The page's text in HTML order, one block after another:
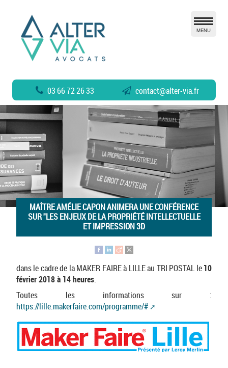
03 66 72 26 33 contact@alter-via.fr
MENU
MAÎTRE AMÉLIE CAPON ANIMERA UNE CONFÉRENCE
SUR "LES ENJEUX DE LA PROPRIÉTÉ INTELLECTUELLE
ET IMPRESSION 3D
dans le cadre de la MAKER FAIRE à LILLE au TRI POSTAL le10
février 2018 à 14 heures.
Toutes les informations sur :
https://lille.makerfaire.com/programme/#